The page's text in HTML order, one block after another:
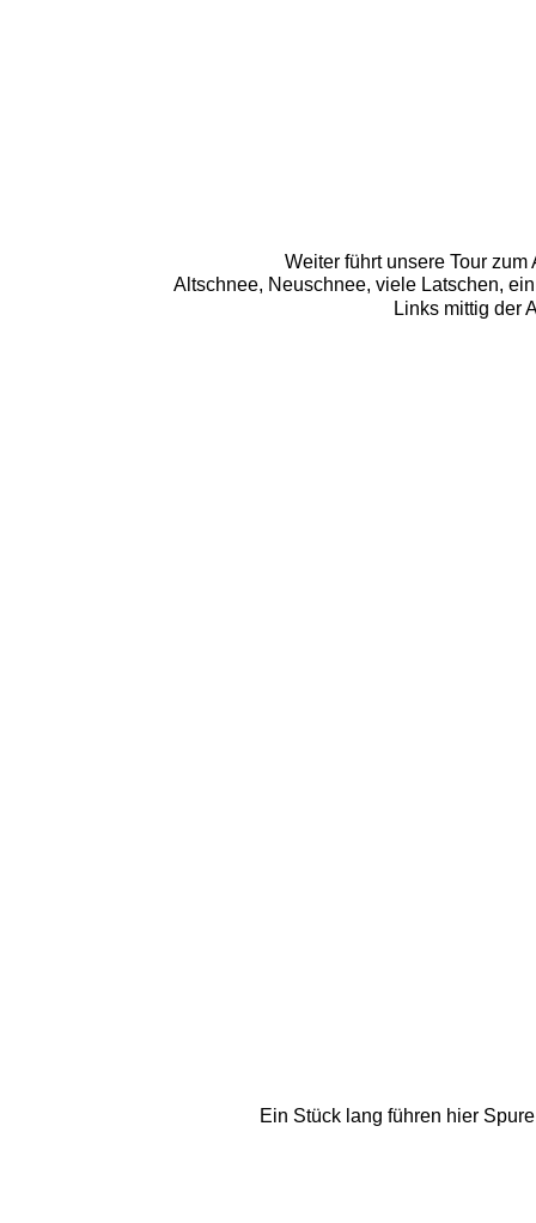
Weiter führt unsere Tour
Altschnee, Neuschnee, viele Latschen,
Links mittig der
Ein Stück lang führen hier